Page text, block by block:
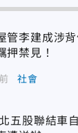
管李建成涉
押禁見！
社會
五股聯結車